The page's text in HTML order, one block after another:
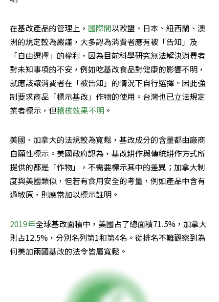
在基改產品的管理上， 國際間以歐盟、日本、紐西蘭、澳
洲的規定較為嚴謹，大多認為消費者應有被「告知」及
「自由選擇」的權利，因為目前科學研究無法解決消費者
對未知事項的不安，例如吃基改食品對健康的影響不明，
就應該讓消費者在「被告知」的情況下自行選擇。因此強
制要求商品「標示基改」作物的使用。台灣也已立法規定
業者標示，但稽核效果不明。
美國、加拿大的法規較為寬鬆，基改成分的含量都由廠商
自願性標示。美國政府認為，基改耕作與傳統耕作方式所
提供的都是「作物」，不需要標示其中的差異；加拿大制
度與美國類似，但若有食用安全的考量，例如產品中含有
過敏原，則應當加以標示註明。
2019年全球基改面積中，美國占了總面積71.5%，加拿大
則占12.5%，分別名列第1和第4名。從排名不難觀察到為
何美加兩國基改的法令皆屬寬鬆。